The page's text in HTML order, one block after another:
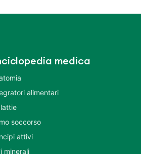
medica
alimentari
soccorso
attivi
minerali